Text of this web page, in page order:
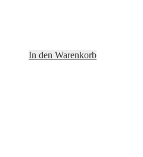
In den Warenkorb